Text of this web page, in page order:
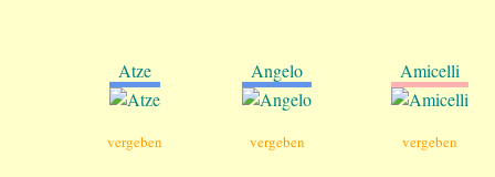
Atze
vergeben
Angelo
vergeben
Amicelli
vergeben